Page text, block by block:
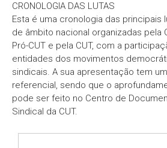
CRONOLOGIA DAS LUTAS
Esta é uma cronologia das principais
de âmbito nacional organizadas pela
Pró-CUT e pela CUT, com a
entidades dos movimentos
sindicais. A sua apresentação tem
referencial, sendo que o
pode ser feito no Centro de
Sindical da CUT.